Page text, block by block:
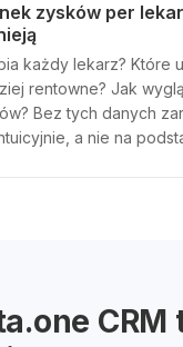
zysków per
każdy lekarz? Które
rentowne? Jak
Bez tych danych
a nie na
CRM